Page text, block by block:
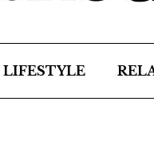
LIFESTYLE